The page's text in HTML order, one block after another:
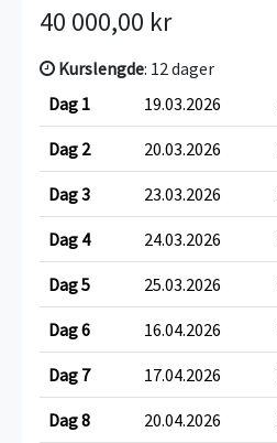
40 000,00 kr
Kurslengde: 12 dager
Dag 1
19.03.2026
Dag 2 20.03.2026
Dag 3 23.03.2026
Dag 4 24.03.2026
Dag 5 25.03.2026
Dag 6 16.04.2026
Dag 7 17.04.2026
Dag 8 20.04.2026